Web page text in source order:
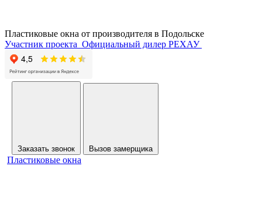
Пластиковые окна от производителя в Подольске
Участник проекта Официальный дилер РЕХАУ
Заказать звонок Вызов замерщика
Пластиковые окна